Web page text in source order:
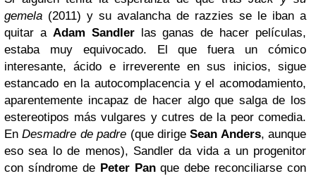
gemela (2011) y su avalancha de razzies se le iban a
quitar a Adam Sandlerlas ganas de hacer películas,
estaba muy equivocado. El que fuera un cómico
interesante, ácido e irreverente en sus inicios, sigue
estancado en la autocomplacencia y el acomodamiento,
aparentemente incapaz de hacer algo que salga de los
estereotipos más vulgares y cutres de la peor comedia.
EnDesmadre de padre (que dirigeSean Anders, aunque
eso sea lo de menos), Sandler da vida a un progenitor
con síndrome de Peter Panque debe reconciliarse con